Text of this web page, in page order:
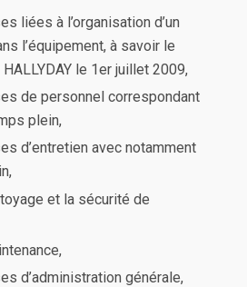
liées à l’organisation d’un
l’équipement, à savoir le
le 1er juillet 2009,
de personnel correspondant
plein,
d’entretien avec notamment
et la sécurité de
d’administration générale,